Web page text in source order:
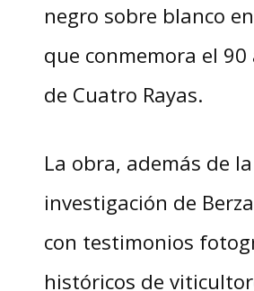
negro sobre blanco
que conmemora el
de Cuatro Rayas.
La obra, además de la
investigación de
con testimonios
históricos de